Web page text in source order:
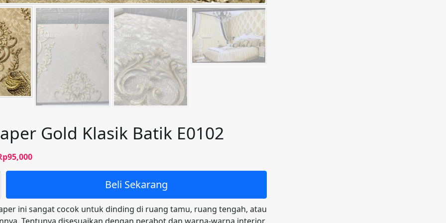
Gold Klasik Batik E0102
95,000Harga
saat
Rp95,000.
Beli Sekarang
ini sangat cocok untuk dinding di ruang tamu, ruang tengah, atau